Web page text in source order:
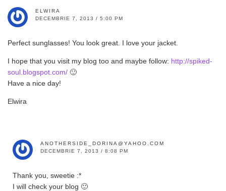
ELWIRA
DECEMBRIE 7, 2013 / 5:00 PM
Perfect sunglasses! You look great. I love your jacket.
I hope that you visit my blog too and maybe follow: http://spiked-
soul.blogspot.com/ 🙂
Have a nice day!
Elwira
ANOTHERSIDE_DORINA@YAHOO.COM
DECEMBRIE 7, 2013 / 8:08 PM
Thank you, sweetie :*
I will check your blog 🙂